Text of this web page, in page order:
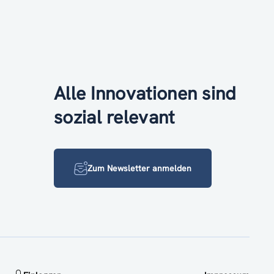
Alle Innovationen sind
sozial relevant
Zum Newsletter anmelden